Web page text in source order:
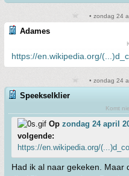
• zondag 24
Adames
https://en.wikipedia.org/
• zondag 24
Speekselklier
Komt
Op zondag 24 april
volgende:
https://en.wikipedia.org/
Had ik al naar gekeken. Maar